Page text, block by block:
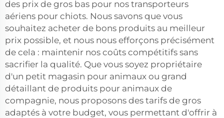
des prix de gros bas pour nos transporteurs
aériens pour chiots. Nous savons que vous
souhaitez acheter de bons produits au meilleur
prix possible, et nous nous efforçons précisément
de cela : maintenir nos coûts compétitifs sans
sacrifier la qualité. Que vous soyez propriétaire
d'un petit magasin pour animaux ou grand
détaillant de produits pour animaux de
compagnie, nous proposons des tarifs de gros
adaptés à votre budget, vous permettant d'offrir à